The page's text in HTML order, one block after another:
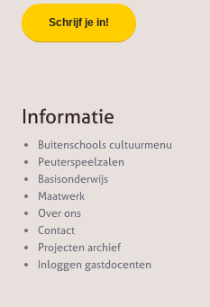
Informatie
Buitenschools cultuurmenu
Peuterspeelzalen
Basisonderwijs
Maatwerk
Over ons
Contact
Projecten archief
Inloggen gastdocenten